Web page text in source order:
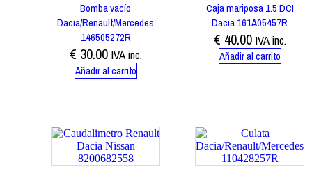
Bomba vacío
Dacia/Renault/Mercedes
146505272R
€ 30.00 IVA inc.
Añadir al carrito
Caja mariposa 1.5 DCI
Dacia 161A05457R
€ 40.00 IVA inc.
Añadir al carrito